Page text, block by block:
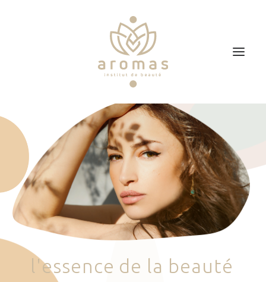
Soins
Je veux faire un bon cadeau
Plan d’accès
Prendre RDV
'essence de la beauté